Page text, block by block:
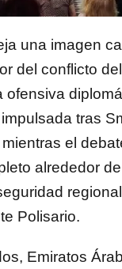
una imagen
del conflicto del
ofensiva
tras
el
alrededor
Polisario.
Emiratos